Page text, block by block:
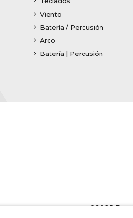
Viento
Batería / Percusión
Arco
Batería | Percusión
©2025